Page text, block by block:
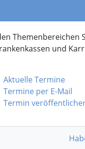
Themen­bereichen
und
Aktuelle Termine
Termine per E-Mail
Termin